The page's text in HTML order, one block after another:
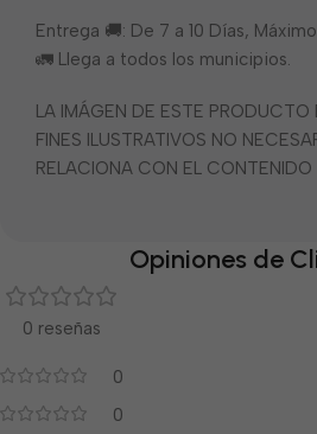
Entrega 🚚: De 7 a 10 Días,
🚛 Llega a todos los municipios.
LA IMÁGEN DE ESTE PRODUCTO
FINES ILUSTRATIVOS NO
RELACIONA CON EL CONTENIDO
Opiniones de
0 reseñas
0
0